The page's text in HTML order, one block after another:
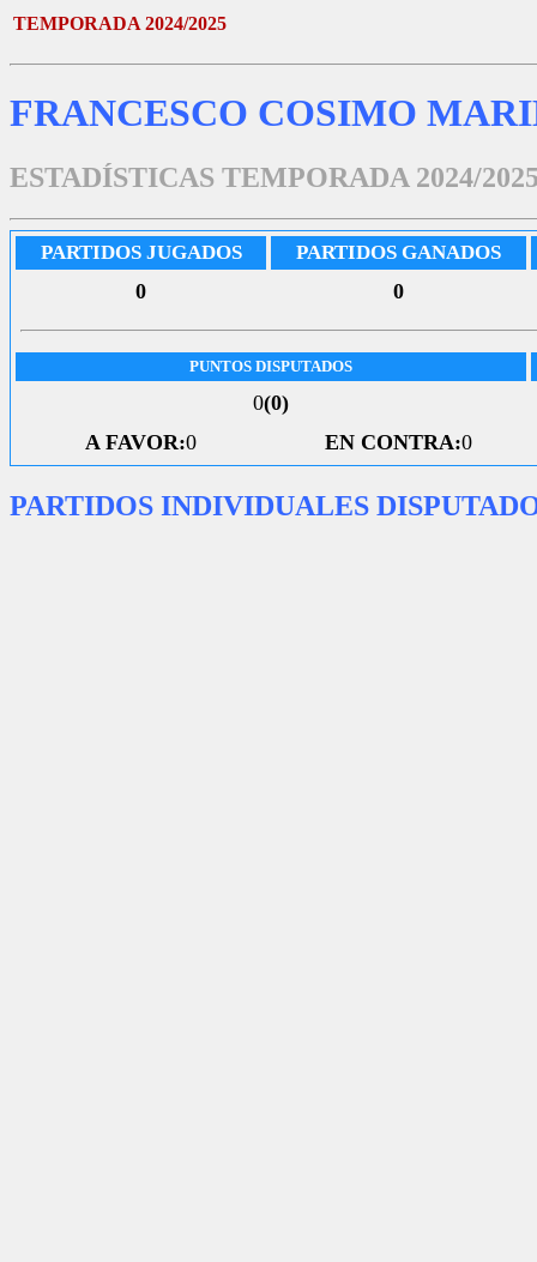
TEMPORADA 2024/2025
FRANCESCO COSIMO
ESTADÍSTICAS TEMPORADA 2024/
PARTIDOS JUGADOS PARTIDOS GANADOS
0 0
PUNTOS DISPUTADOS
0(0)
A FAVOR:0 EN CONTRA:0
PARTIDOS INDIVIDUALES